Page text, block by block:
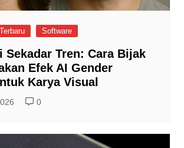
Software
Sekadar Tren: Cara Bijak
Efek AI Gender
Karya Visual
0